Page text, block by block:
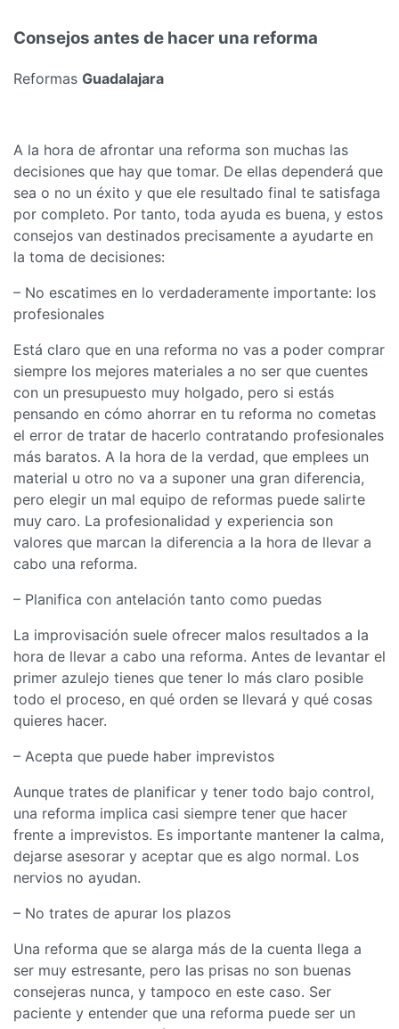
Consejos antes de hacer una reforma
Reformas Guadalajara
A la hora de afrontar una reforma son muchas las
decisiones que hay que tomar. De ellas dependerá que
sea o no un éxito y que ele resultado final te satisfaga
por completo. Por tanto, toda ayuda es buena, y estos
consejos van destinados precisamente a ayudarte en
la toma de decisiones:
– No escatimes en lo verdaderamente importante: los
profesionales
Está claro que en una reforma no vas a poder comprar
siempre los mejores materiales a no ser que cuentes
con un presupuesto muy holgado, pero si estás
pensando en cómo ahorrar en tu reforma no cometas
el error de tratar de hacerlo contratando profesionales
más baratos. A la hora de la verdad, que emplees un
material u otro no va a suponer una gran diferencia,
pero elegir un mal equipo de reformas puede salirte
muy caro. La profesionalidad y experiencia son
valores que marcan la diferencia a la hora de llevar a
cabo una reforma.
– Planifica con antelación tanto como puedas
La improvisación suele ofrecer malos resultados a la
hora de llevar a cabo una reforma. Antes de levantar el
primer azulejo tienes que tener lo más claro posible
todo el proceso, en qué orden se llevará y qué cosas
quieres hacer.
– Acepta que puede haber imprevistos
Aunque trates de planificar y tener todo bajo control,
una reforma implica casi siempre tener que hacer
frente a imprevistos. Es importante mantener la calma,
dejarse asesorar y aceptar que es algo normal. Los
nervios no ayudan.
– No trates de apurar los plazos
Una reforma que se alarga más de la cuenta llega a
ser muy estresante, pero las prisas no son buenas
consejeras nunca, y tampoco en este caso. Ser
paciente y entender que una reforma puede ser un